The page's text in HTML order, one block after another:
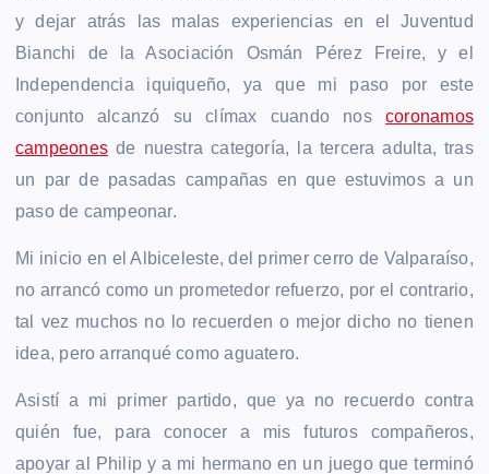
y dejar atrás las malas experiencias en el Juventud
Bianchi de la Asociación Osmán Pérez Freire, y el
Independencia iquiqueño, ya que mi paso por este
conjunto alcanzó su clímax cuando noscoronamos
campeonesde nuestra categoría, la tercera adulta, tras
un par de pasadas campañas en que estuvimos a un
paso de campeonar.
Mi inicio en el Albiceleste, del primer cerro de Valparaíso,
no arrancó como un prometedor refuerzo, por el contrario,
tal vez muchos no lo recuerden o mejor dicho no tienen
idea, pero arranqué como aguatero.
Asistí a mi primer partido, que ya no recuerdo contra
quién fue, para conocer a mis futuros compañeros,
apoyar al Philip y a mi hermano en un juego que terminó